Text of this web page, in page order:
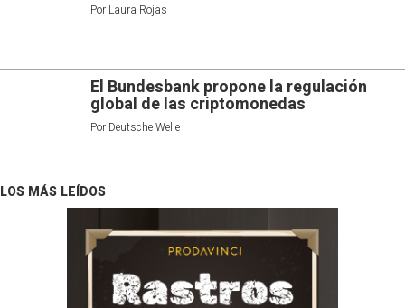
Por Laura Rojas
El Bundesbank propone la regulación
global de las criptomonedas
Por Deutsche Welle
LOS MÁS LEÍDOS